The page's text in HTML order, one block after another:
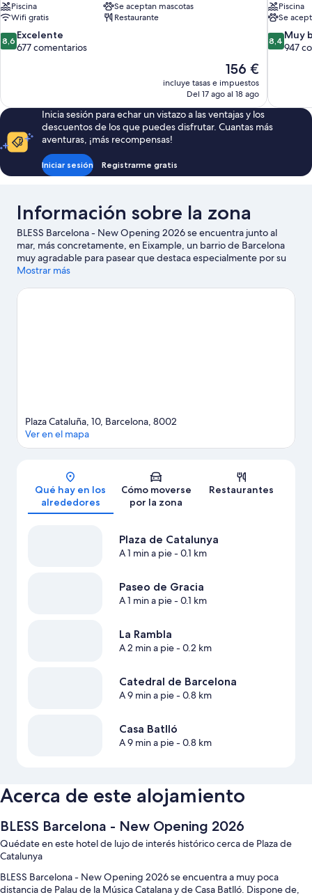
Piscina
Se aceptan mascotas
Wifi gratis
Restaurante
8.6
sobre
8,6 Excelente
677 comentarios
El
precio
actual
de
156 €
156 €
incluye tasas e impuestos
Del 17 ago al 18 ago
Piscina
Se
8.4
sobre
947
8,4 Muy
947
Inicia sesión para echar un vistazo a las ventajas y los
descuentos de los que puedes disfrutar. Cuantas más
aventuras, ¡más recompensas!
Iniciar sesión Registrarme gratis
Información sobre la zona
BLESS Barcelona - New Opening 2026 se encuentra junto al
mar, más concretamente, en Eixample, un barrio de Barcelona
muy agradable para pasear que destaca especialmente por su
gran variedad de tiendas. Palau de la Música Catalana y Casa
cultura; añádelos a tu itinerario junto con Plaza de Catalunya y La
Mostrar más
Mapa
Plaza Cataluña, 10, Barcelona, 8002
Ver en el mapa
Qué hay en los
alrededores
Cómo moverse
por la zona
Restaurantes
Plaza de Catalunya
A 1 min a pie- 0.1 km
Paseo de Gracia
A 1 min a pie- 0.1 km
La Rambla
A 2 min a pie- 0.2 km
Catedral de Barcelona
A 9 min a pie- 0.8 km
Casa Batlló
A 9 min a pie- 0.8 km
Acerca de este alojamiento
BLESS Barcelona - New Opening 2026
Quédate en este hotel de lujo de interés histórico cerca de Plaza de
Catalunya
BLESS Barcelona - New Opening 2026 se encuentra a muy poca
distancia de Palau de la Música Catalana y de Casa Batlló. Dispone de,